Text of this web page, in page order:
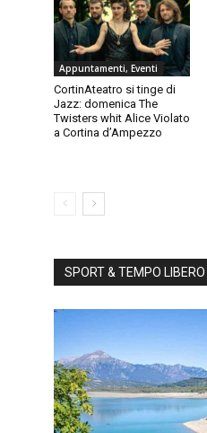
Appuntamenti, Eventi
CortinAteatro si tinge di
Jazz: domenica The
Twisters whit Alice Violato
a Cortina d’Ampezzo
SPORT & TEMPO LIBERO